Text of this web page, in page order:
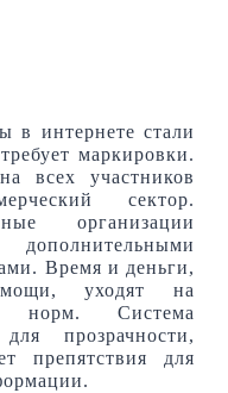
в интернете стали
маркировки.
всех участников
сектор.
организации
Время и деньги,
уходят на
норм. Система
прозрачности,
препятствия для